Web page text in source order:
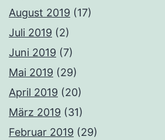
August 2019 (17)
Juli 2019 (2)
Juni 2019 (7)
Mai 2019 (29)
April 2019 (20)
März 2019 (31)
Februar 2019 (29)